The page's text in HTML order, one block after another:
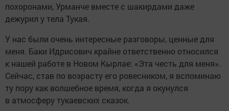
похоронами, Урманче вместе с шакирдами даже
дежурил у тела Тукая.
У нас были очень интересные разговоры, ценные для
меня. Баки Идрисович крайне ответственно относился
к нашей работе в Новом Кырлае: «Эта честь для меня».
Сейчас, став по возрасту его ровесником, я вспоминаю
ту пору как волшебное время, когда я окунулся
в атмосферу тукаевских сказок.